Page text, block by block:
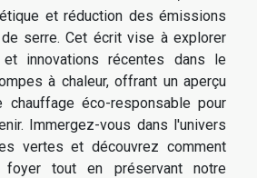
et réduction des émissions
serre. Cet écrit vise à explorer
innovations récentes dans le
à chaleur, offrant un aperçu
éco-responsable pour
Immergez-vous dans l'univers
vertes et découvrez comment
foyer tout en préservant notre